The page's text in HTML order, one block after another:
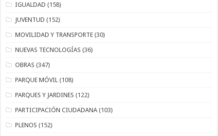
IGUALDAD (158)
JUVENTUD (152)
MOVILIDAD Y TRANSPORTE (30)
NUEVAS TECNOLOGÍAS (36)
OBRAS (347)
PARQUE MÓVIL (108)
PARQUES Y JARDINES (122)
PARTICIPACIÓN CIUDADANA (103)
PLENOS (152)